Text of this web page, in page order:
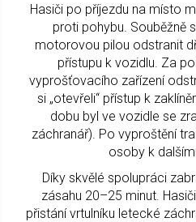
Hasiči po příjezdu na místo
proti pohybu. Souběžně
motorovou pilou odstranit
přístupu k vozidlu. Za
vyprošťovacího zařízení
si „otevřeli“ přístup k
dobu byl ve vozidle se
záchranář). Po vyproštění
osoby k
Díky skvělé spolupráci
zásahu 20–25 minut.
přistání vrtulníku letecké